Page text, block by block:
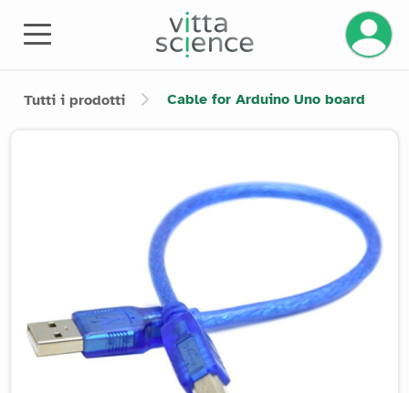
Tutti i prodotti Cable for Arduino Uno board